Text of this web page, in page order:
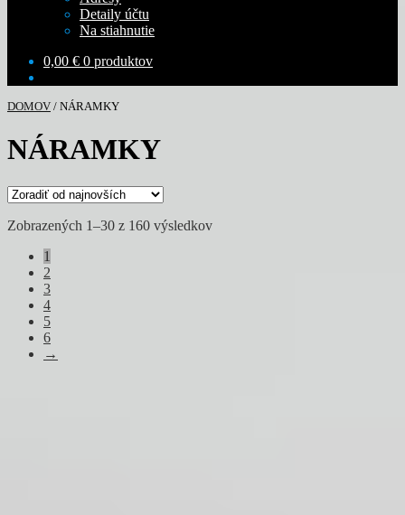
Detaily účtu
Na stiahnutie
0,00 € 0 produktov
DOMOV / NÁRAMKY
NÁRAMKY
Zobrazených 1–30 z 160 výsledkovZoradené
1
2
3
4
5
6
→